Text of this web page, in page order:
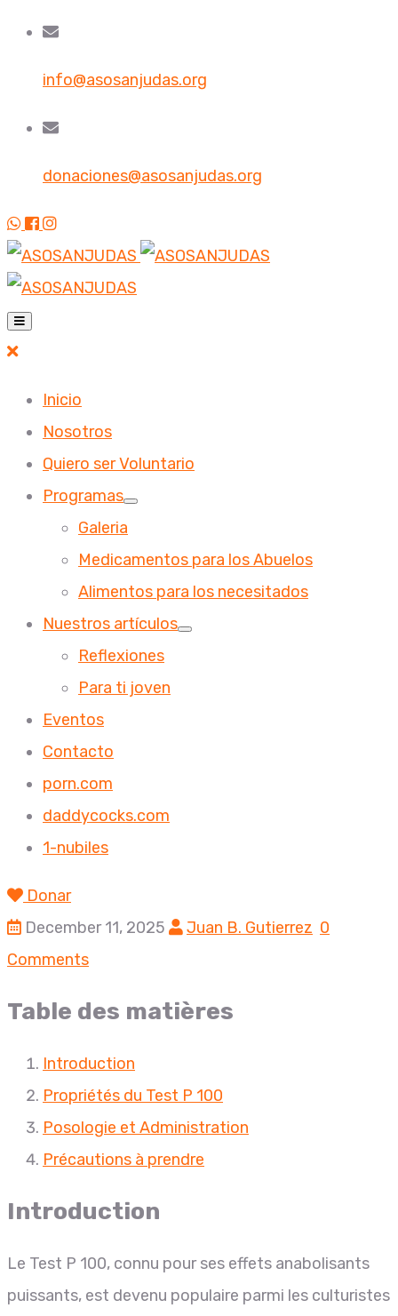
info@asosanjudas.org
donaciones@asosanjudas.org
Inicio
Nosotros
Quiero ser Voluntario
Programas
Galeria
Medicamentos para los Abuelos
Alimentos para los necesitados
Nuestros artículos
Reflexiones
Para ti joven
Eventos
Contacto
porn.com
daddycocks.com
1-nubiles
Donar
December 11, 2025
Juan B. Gutierrez 0
Comments
Table des matières
Introduction
Propriétés du Test P 100
Posologie et Administration
Précautions à prendre
Introduction
Le Test P 100, connu pour ses effets anabolisants
puissants, est devenu populaire parmi les culturistes